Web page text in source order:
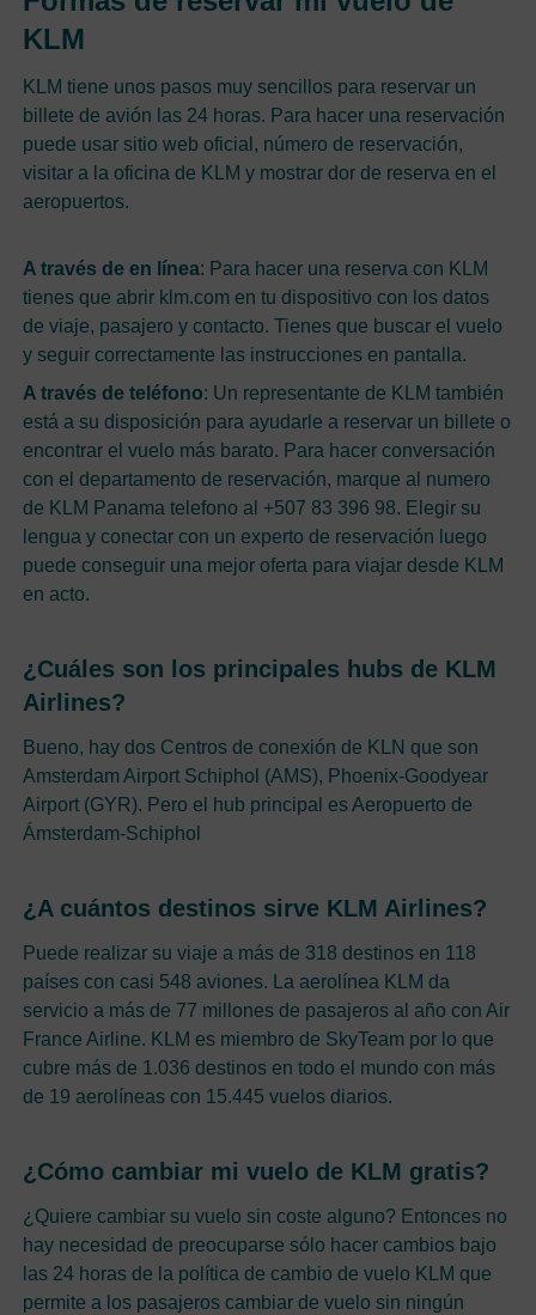
KLM
KLM tiene unos pasos muy sencillos para reservar un
billete de avión las 24 horas. Para hacer una reservación
puede usar sitio web oficial, número de reservación,
visitar a la oficina de KLM y mostrar dor de reserva en el
aeropuertos.
A través de en línea: Para hacer una reserva con KLM
tienes que abrir klm.com en tu dispositivo con los datos
de viaje, pasajero y contacto. Tienes que buscar el vuelo
y seguir correctamente las instrucciones en pantalla.
A través de teléfono: Un representante de KLM también
está a su disposición para ayudarle a reservar un billete o
encontrar el vuelo más barato. Para hacer conversación
con el departamento de reservación, marque al numero
de KLM Panama telefono al +507 83 396 98. Elegir su
lengua y conectar con un experto de reservación luego
puede conseguir una mejor oferta para viajar desde KLM
en acto.
¿Cuáles son los principales hubs de KLM
Airlines?
Bueno, hay dos Centros de conexión de KLN que son
Amsterdam Airport Schiphol (AMS), Phoenix-Goodyear
Airport (GYR). Pero el hub principal es Aeropuerto de
Ámsterdam-Schiphol
¿A cuántos destinos sirve KLM Airlines?
Puede realizar su viaje a más de 318 destinos en 118
países con casi 548 aviones. La aerolínea KLM da
servicio a más de 77 millones de pasajeros al año con Air
France Airline. KLM es miembro de SkyTeam por lo que
cubre más de 1.036 destinos en todo el mundo con más
de 19 aerolíneas con 15.445 vuelos diarios.
¿Cómo cambiar mi vuelo de KLM gratis?
¿Quiere cambiar su vuelo sin coste alguno? Entonces no
hay necesidad de preocuparse sólo hacer cambios bajo
las 24 horas de la política de cambio de vuelo KLM que
permite a los pasajeros cambiar de vuelo sin ningún